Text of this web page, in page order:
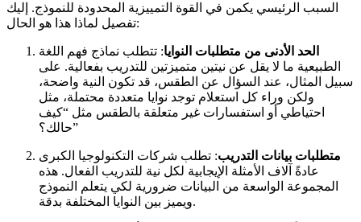
السبب الرئيسي يكمن في القوة التمييزية المحدودة للنموذج. إليك
تفصيل لماذا هذا هو الحال:
الحد الأدنى من متطلبات النوايا: تتطلب نماذج فهم اللغة
الطبيعية ما لا يقل عن نيتين متميزتين للتدريب بفعالية. على
سبيل المثال، عند السؤال عن الطقس، قد تكون النية واضحة،
ولكن وراء كل استعلام توجد نوايا متعددة محتملة، مثل
احتياطي أو استفسارات غير متعلقة بالطقس مثل “كيف
حالك؟”
متطلبات بيانات التدريب: تطلب شركات التكنولوجيا الكبرى
عادةً آلاف الأمثلة الإيجابية لكل نية للتدريب الفعال. هذه
المجموعة الواسعة من البيانات ضرورية لكي يتعلم النموذج
ويميز بين النوايا المختلفة بدقة.